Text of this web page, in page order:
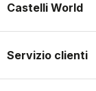
Castelli World
Servizio clienti